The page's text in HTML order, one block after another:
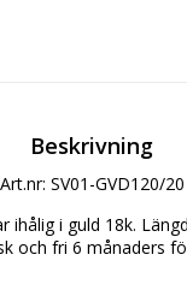
Beskrivning
Art.nr: SV01-GVD120/20
ihålig i guld 18k.
och fri 6 månaders